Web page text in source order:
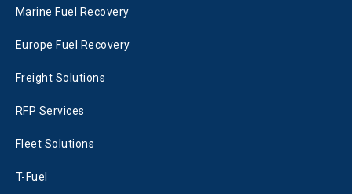
Marine Fuel Recovery
Europe Fuel Recovery
Freight Solutions
RFP Services
Fleet Solutions
T-Fuel